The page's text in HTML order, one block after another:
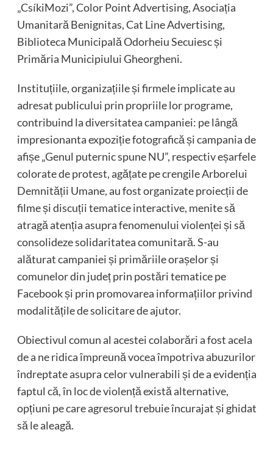
„CsíkiMozi”, Color Point Advertising, Asociația
Umanitară Benignitas, Cat Line Advertising,
Biblioteca Municipală Odorheiu Secuiesc și
Primăria Municipiului Gheorgheni.
Instituțiile, organizațiile și firmele implicate au
adresat publicului prin propriile lor programe,
contribuind la diversitatea campaniei: pe lângă
impresionanta expoziție fotografică și campania de
afișe „Genul puternic spune NU”, respectiv eșarfele
colorate de protest, agățate pe crengile Arborelui
Demnității Umane, au fost organizate proiecții de
filme și discuții tematice interactive, menite să
atragă atenția asupra fenomenului violenței și să
consolideze solidaritatea comunitară. S-au
alăturat campaniei și primăriile orașelor și
comunelor din județ prin postări tematice pe
Facebook și prin promovarea informațiilor privind
modalitățile de solicitare de ajutor.
Obiectivul comun al acestei colaborări a fost acela
de a ne ridica împreună vocea împotriva abuzurilor
îndreptate asupra celor vulnerabili și de a evidenția
faptul că, în loc de violență există alternative,
opțiuni pe care agresorul trebuie încurajat și ghidat
să le aleagă.